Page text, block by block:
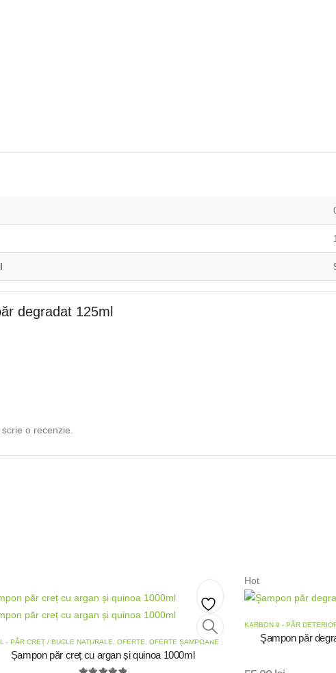
degradat 125ml
o recenzie.
Add
- PĂR CREȚ / BUCLE NATURALE,OFERTE,OFERTE ȘAMPOANE
Șampon păr creț cu argan și quinoa 1000ml
Hot
KARBON 9 - PĂR
Şampon păr